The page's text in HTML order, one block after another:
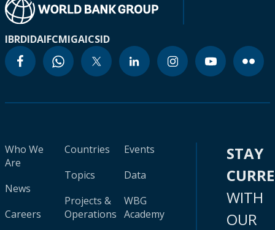
IBRDIDAIFCMIGAICSID
Who We
Are
News
Careers
Countries
Topics
Projects &
Operations
Events
Data
WBG
Academy
STAY
WITH
OUR